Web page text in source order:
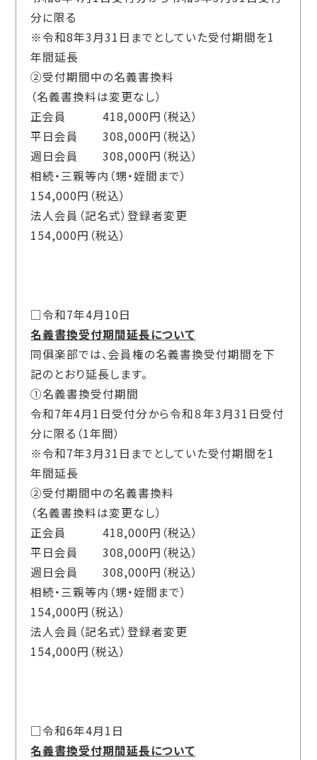
分に限る
※令和8年3月31 日までとしていた受付期間を1
年間延長
②受付期間中の名義書換料
（名義書換料は変更なし）
正会員418,000円（税込）
平日会員308,000円（税込）
週日会員308,000円（税込）
相続・三親等内（甥・姪間まで）
154,000円（税込）
法人会員（記名式）登録者変更
154,000円（税込）
□令和7年4月10日
名義書換受付期間延長について
同俱楽部では、会員権の名義書換受付期間を下
記のとおり延長します。
①名義書換受付期間
令和7年4月1 日受付分から令和８年3月31 日受付
分に限る（1年間）
※令和7年3月31 日までとしていた受付期間を1
年間延長
②受付期間中の名義書換料
（名義書換料は変更なし）
正会員418,000円（税込）
平日会員308,000円（税込）
週日会員308,000円（税込）
相続・三親等内（甥・姪間まで）
154,000円（税込）
法人会員（記名式）登録者変更
154,000円（税込）
□令和6年4月1日
名義書換受付期間延長について